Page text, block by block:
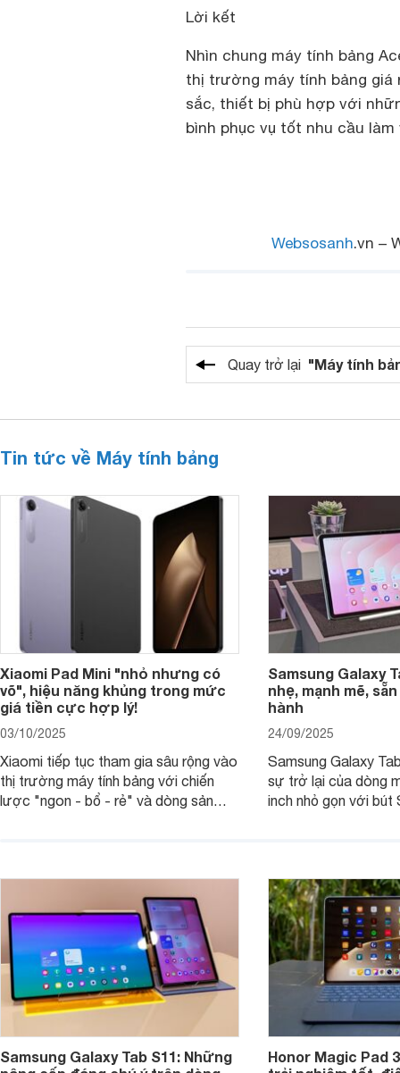
Lời kết
Nhìn chung máy tính bảng
thị trường máy tính bảng giá
sắc, thiết bị phù hợp với
bình phục vụ tốt nhu cầu
Websosanh.vn –
Quay trở lại "Máy tính
Tin tức về Máy tính bảng
Xiaomi Pad Mini "nhỏ nhưng có
võ", hiệu năng khủng trong mức
giá tiền cực hợp lý!
03/10/2025
Xiaomi tiếp tục tham gia sâu rộng vào
thị trường máy tính bảng với chiến
lược "ngon - bổ - rẻ" và dòng sản
hội tụ những trang bị cao cấp hàng
đầu, tối ưu trải nghiệm của người sử
dụng.
Samsung Galaxy
nhẹ, mạnh mẽ,
hành
24/09/2025
Samsung Galaxy
sự trở lại của dòng
inch nhỏ gọn với bút
thực sự đáng giá?
Samsung Galaxy Tab S11: Những
Honor Magic Pad